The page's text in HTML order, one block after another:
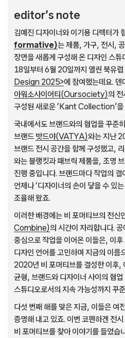
editor’s note
김예진 디자이너와 이기용 디렉터가
formative)는 제품, 가구, 전시,
장면을 새롭게 구성해 온 디자인 스
18일부터 6월 20일까지 열린 북유럽
Design 2025>에 참여했는데요. 덴
아워소사이어티(Oursociety)의 전
구성된 새로운 ‘Kant Collection’을
국내에서도 브랜드와의 협업을 꾸준
브랜드 밧드야(VATYA)와는 지난
브랜드 전시 공간을 함께 구성했고,
와는 블랭킷과 패브릭 제품을, 조명
진행 중입니다. 브랜드마다 작업의
언제나 ‘디자이너의 손이 닿을 수 있
조율해 왔죠.
이러한 배경에는 비 포머티브의 전신
Combine)의 시간이 자리합니다.
중심으로 작업을 이어온 이들은, 이
디자인 언어를 고민하며 지금의 이름
2020년 비 포머티브를 결성한 이후,
균형, 브랜드와 디자이너 사이의 협업
스튜디오로서의 지속 가능성까지 꾸
다섯 번째 해를 맞은 지금, 이들은 여
증명해 내고 있죠. 이번 코펜하겐 전
비 포머티브를 찾아 이야기를 들었습